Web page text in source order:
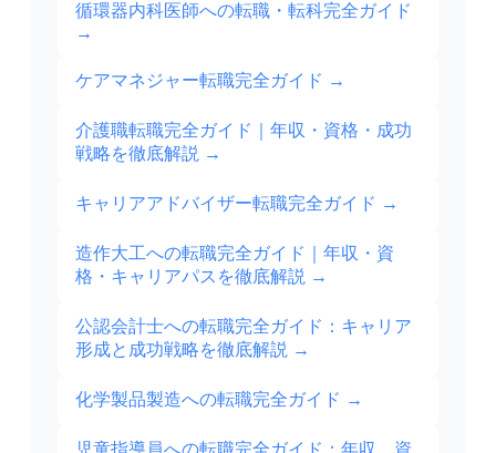
循環器内科医師への転職・転科完全ガイド
→
ケアマネジャー転職完全ガイド →
介護職転職完全ガイド｜年収・資格・成功
戦略を徹底解説 →
キャリアアドバイザー転職完全ガイド →
造作大工への転職完全ガイド｜年収・資
格・キャリアパスを徹底解説 →
公認会計士への転職完全ガイド：キャリア
形成と成功戦略を徹底解説 →
化学製品製造への転職完全ガイド →